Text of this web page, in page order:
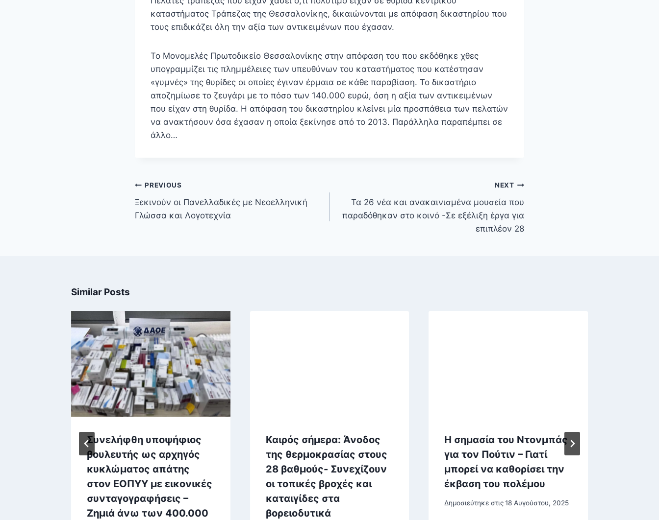
καταστήματος Τράπεζας της Θεσσαλονίκης, δικαιώνονται με απόφαση δικαστηρίου που
τους επιδικάζει όλη την αξία των αντικειμένων που έχασαν.
Το Μονομελές Πρωτοδικείο Θεσσαλονίκης στην απόφαση του που εκδόθηκε χθες
υπογραμμίζει τις πλημμέλειες των υπευθύνων του καταστήματος που κατέστησαν
«γυμνές» της θυρίδες οι οποίες έγιναν έρμαια σε κάθε παραβίαση. Το δικαστήριο
αποζημίωσε το ζευγάρι με το πόσο των 140.000 ευρώ, όση η αξία των αντικειμένων
που είχαν στη θυρίδα. Η απόφαση του δικαστηρίου κλείνει μία προσπάθεια των πελατών
να ανακτήσουν όσα έχασαν η οποία ξεκίνησε από το 2013. Παράλληλα παραπέμπει σε
άλλο…
Πλοήγηση
άρθρων
PREVIOUS
Ξεκινούν οι Πανελλαδικές με Νεοελληνική
Γλώσσα και Λογοτεχνία
NEXT
Τα 26 νέα και ανακαινισμένα μουσεία που
παραδόθηκαν στο κοινό -Σε εξέλιξη έργα για
επιπλέον 28
Similar Posts
Συνελήφθη υποψήφιος
βουλευτής ως αρχηγός
κυκλώματος απάτης
στον ΕΟΠΥΥ με εικονικές
συνταγογραφήσεις –
Ζημιά άνω των 400.000
Καιρός σήμερα: Άνοδος
της θερμοκρασίας στους
28 βαθμούς- Συνεχίζουν
οι τοπικές βροχές και
καταιγίδες στα
βορειοδυτικά
Η σημασία του Ντονμπάς
για τον Πούτιν – Γιατί
μπορεί να καθορίσει την
έκβαση του πολέμου
Δημοσιεύτηκε στις 18 Αυγούστου, 2025